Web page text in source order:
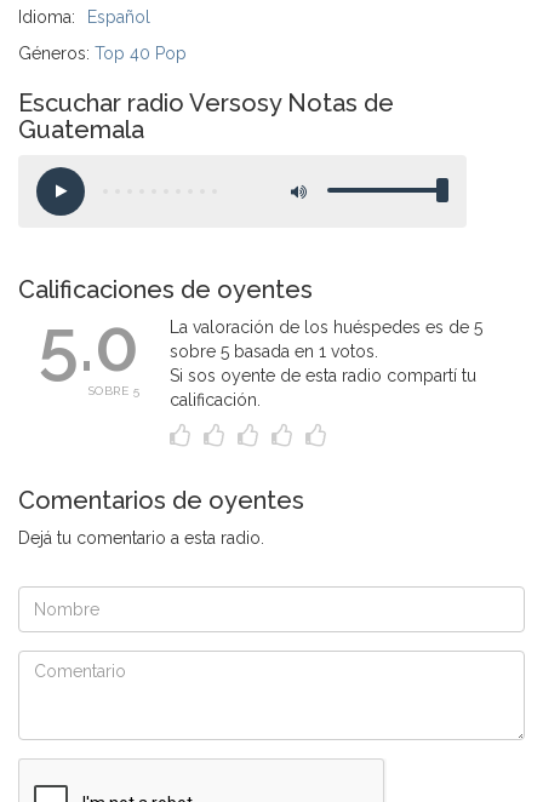
Idioma:
Español
Géneros: Top 40 Pop
Escuchar radio Versosy Notas de
Guatemala
Calificaciones de oyentes
5.0
SOBRE 5
La valoración de los huéspedes es de 5
sobre 5 basada en 1 votos.
Si sos oyente de esta radio compartí tu
calificación.
Comentarios de oyentes
Dejá tu comentario a esta radio.